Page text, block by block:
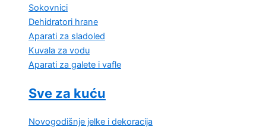
Sokovnici
Dehidratori hrane
Aparati za sladoled
Kuvala za vodu
Aparati za galete i vafle
Sve za kuću
Novogodišnje jelke i dekoracija